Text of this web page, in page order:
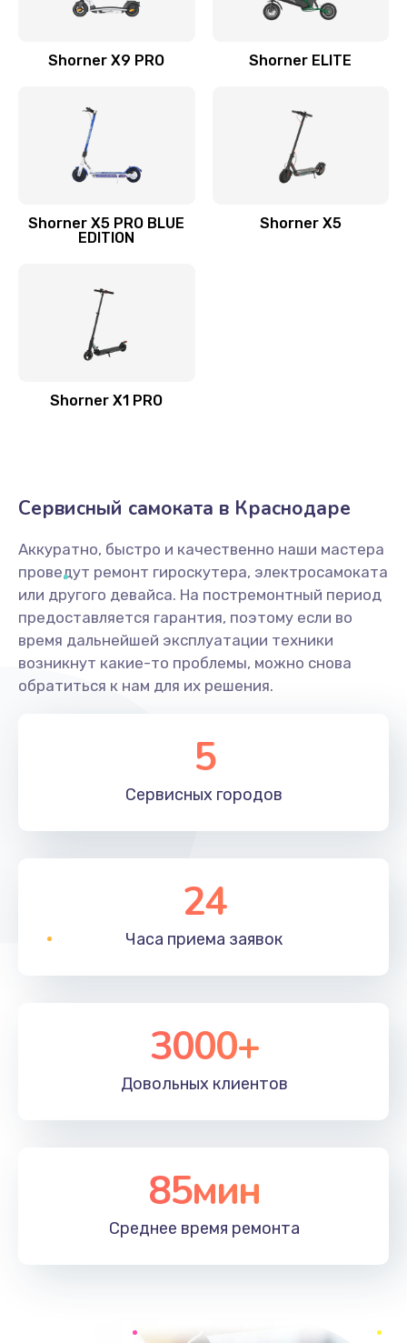
Shorner X9 PRO Shorner ELITE
Shorner X5 PRO BLUE
EDITION
Shorner X5
Shorner X1 PRO
Сервисный самоката в Краснодаре
Аккуратно, быстро и качественно наши мастера
проведут ремонт гироскутера, электросамоката
или другого девайса. На постремонтный период
предоставляется гарантия, поэтому если во
время дальнейшей эксплуатации техники
возникнут какие-то проблемы, можно снова
обратиться к нам для их решения.
5
Сервисных городов
24
Часа приема заявок
3000+
Довольных клиентов
85мин
Среднее время ремонта